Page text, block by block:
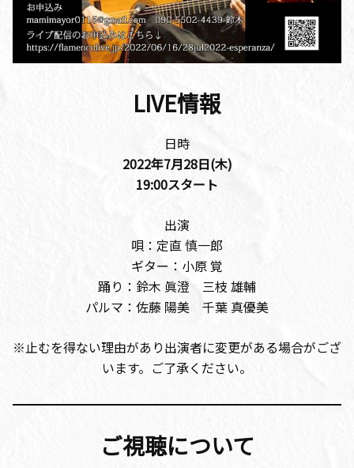
LIVE情報
日時
2022年7月28日(木)
19:00スタート
出演
唄：定直 慎一郎
ギター：小原 覚
踊り：鈴木 眞澄 三枝 雄輔
パルマ：佐藤 陽美 千葉 真優美
※止むを得ない理由があり出演者に変更がある場合がござ
います。ご了承ください。
ご視聴について